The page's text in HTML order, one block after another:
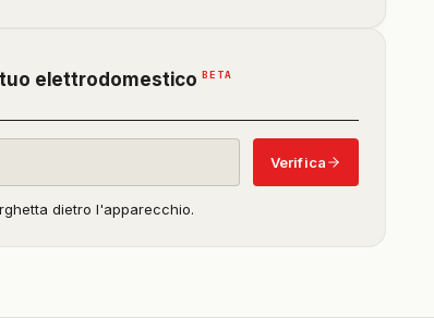
elettrodomestico BETA
beta)
Verifica
dietro l'apparecchio.